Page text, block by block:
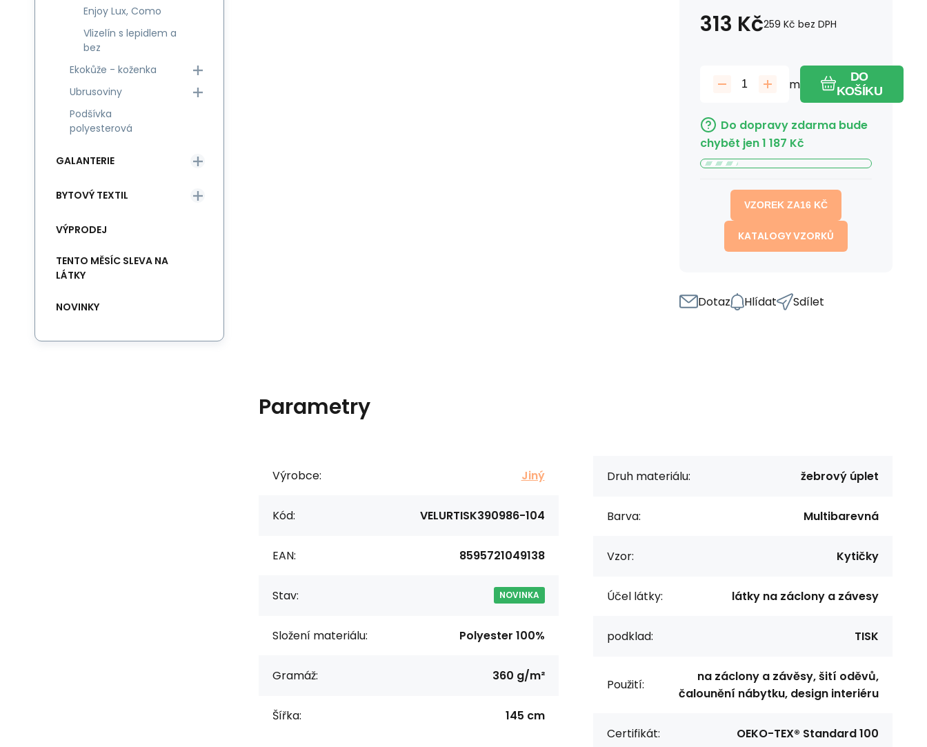
313 Kč259 Kč bez DPH
m
DO
KOŠÍKU
Do dopravy zdarma bude
chybět jen1 187 Kč
VZOREK ZA16 KČ
KATALOGY VZORKŮ
Dotaz Hlídat Sdílet
Parametry
Výrobce: Jiný
Kód: VELURTISK390986-104
EAN: 8595721049138
Stav: NOVINKA
Složení materiálu: Polyester 100%
Gramáž: 360 g/m²
Šířka: 145 cm
Druh materiálu: žebrový úplet
Barva: Multibarevná
Vzor: Kytičky
Účel látky: látky na záclony a závesy
podklad: TISK
Použití:
na záclony a závěsy, šití oděvů,
čalounění nábytku, design interiéru
Certifikát: OEKO-TEX® Standard 100
Enjoy Lux, Como
Vlizelín s lepidlem a
bez
Ekokůže - koženka
Ubrusoviny
Podšívka
polyesterová
GALANTERIE
BYTOVÝ TEXTIL
VÝPRODEJ
TENTO MĚSÍC SLEVA NA
LÁTKY
NOVINKY